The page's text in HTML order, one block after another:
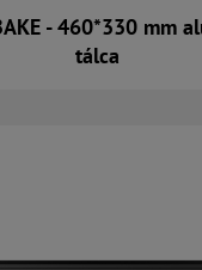
- 460*330 mm
tálca
Kosárba